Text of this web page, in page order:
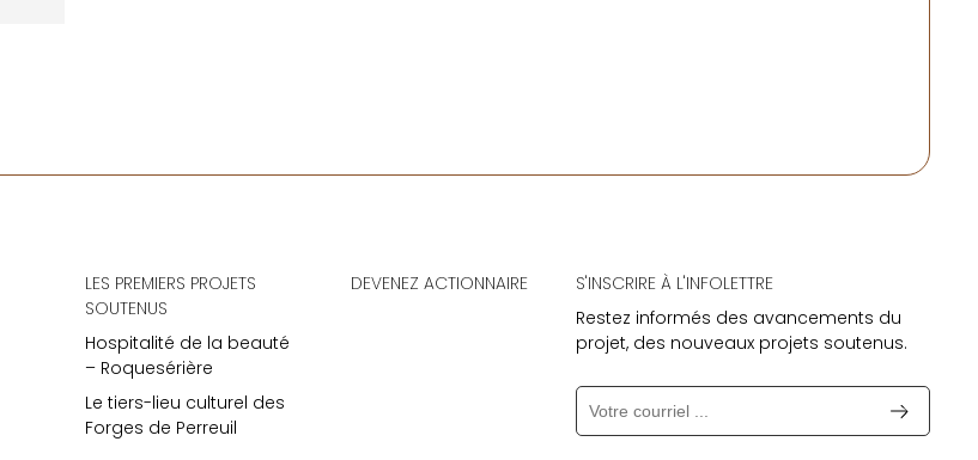
S'INSCRIRE À L'INFOLETTRE
Restez informés des avancements du
projet, des nouveaux projets soutenus.
LES PREMIERS PROJETS
SOUTENUS
Hospitalité de la beauté
– Roquesérière
Le tiers-lieu culturel des
Forges de Perreuil
DEVENEZ ACTIONNAIRE